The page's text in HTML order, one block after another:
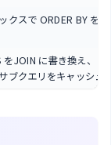
クスで ORDER BY を
をJOIN に書き換え、ま
ブクエリをキャッシュ